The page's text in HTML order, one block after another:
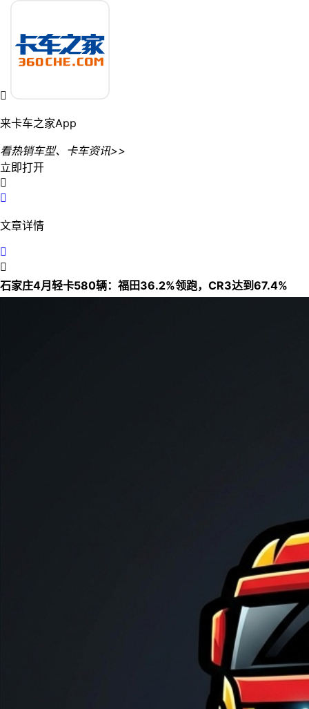

来卡车之家App
看热销车型、卡车资讯>>
立即打开


文章详情


石家庄4月轻卡580辆：福田36.2%领跑，CR3达到67.4%